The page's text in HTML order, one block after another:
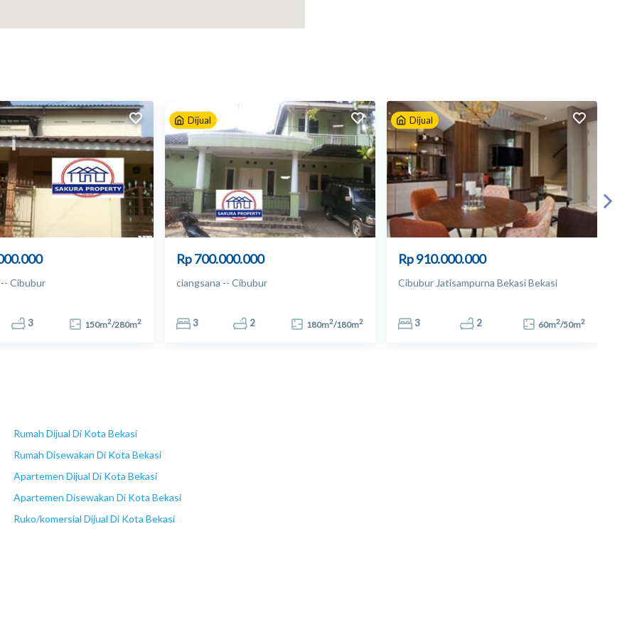
Civic Center, Bike lane, Playground, Outdoor Fitness,
Cibubur
3 150m2/280m2
Dijual
Rp 700.000.000
ciangsana -- Cibubur
3 2 180m2/180m2
Dijual
Rp 910.000.000
Cibubur Jatisampurna Bekasi Bekasi
3 2 60m2/50m2
Rumah Dijual Di Kota Bekasi
Rumah Disewakan Di Kota Bekasi
Apartemen Dijual Di Kota Bekasi
Apartemen Disewakan Di Kota Bekasi
Ruko/komersial Dijual Di Kota Bekasi